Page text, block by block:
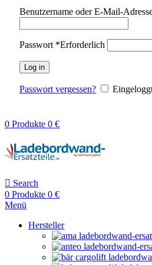
Benutzername oder E-Mail-
Passwort *Erforderlich
Log in
Passwort vergessen?
0 Produkte 0 €
Search
0 Produkte 0 €
Menü
Hersteller